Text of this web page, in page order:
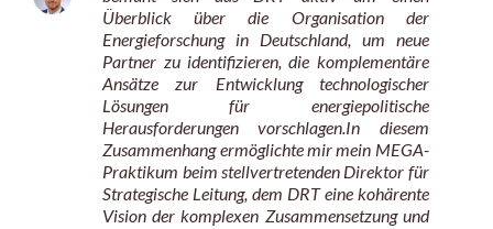
Überblick über die Organisation der
Energieforschung in Deutschland, um neue
Partner zu identifizieren, die komplementäre
Ansätze zur Entwicklung technologischer
Lösungen für energiepolitische
Herausforderungen vorschlagen.In diesem
Zusammenhang ermöglichte mir mein MEGA-
Praktikum beim stellvertretenden Direktor für
Strategische Leitung, dem DRT eine kohärente
Vision der komplexen Zusammensetzung und